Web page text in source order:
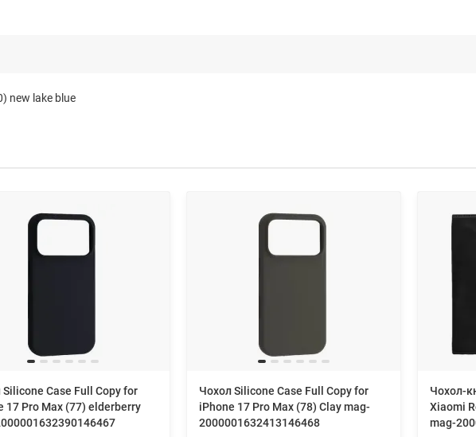
new lake blue
Case Full Copy for
17 Pro Max (77) elderberry
Чохол Silicone Case Full Copy for
iPhone 17 Pro Max (78) Clay mag-
2000001632413146468
Чохол-
Xiaomi
mag-